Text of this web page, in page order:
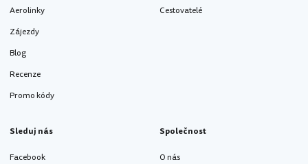
Aerolinky
Zájezdy
Blog
Recenze
Promo kódy
Cestovatelé
Sleduj nás
Facebook
Společnost
O nás